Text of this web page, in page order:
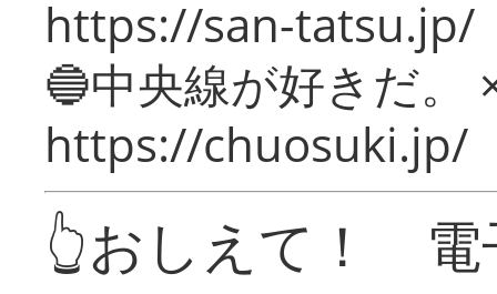
https://san-tatsu.jp/
🔵中央線が好きだ。
https://chuosuki.jp/
👆おしえて！ 電